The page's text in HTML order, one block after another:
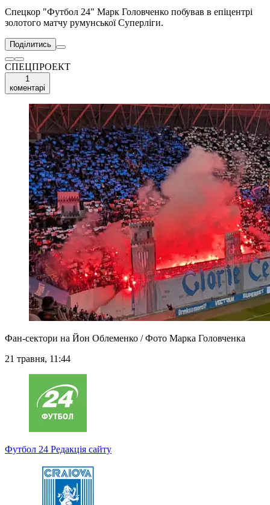
Спецкор "Футбол 24" Марк Головченко побував в епіцентрі
золотого матчу румунської Суперліги.
Поділитись
СПЕЦПРОЕКТ
1
коментарі
Фан-сектори на Йон Облеменко / Фото Марка Головченка
21 травня, 11:44
Футбол 24 Редакція сайту